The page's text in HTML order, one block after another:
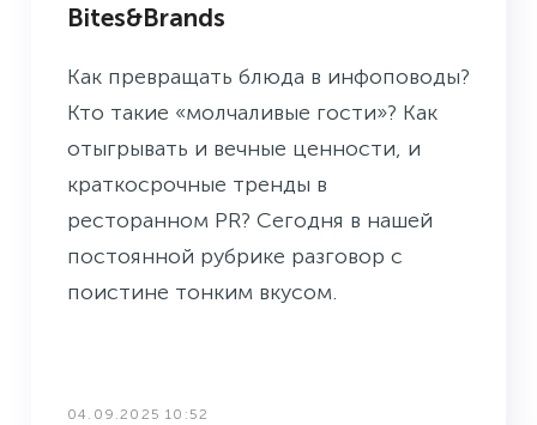
Bites&Brands
Как превращать блюда в инфоповоды?
Кто такие «молчаливые гости»? Как
отыгрывать и вечные ценности, и
краткосрочные тренды в
ресторанном PR? Сегодня в нашей
постоянной рубрике разговор с
поистине тонким вкусом.
04.09.2025 10:52